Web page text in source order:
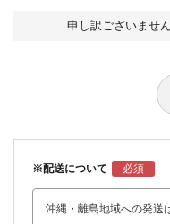
申し訳ございませ
※配送について